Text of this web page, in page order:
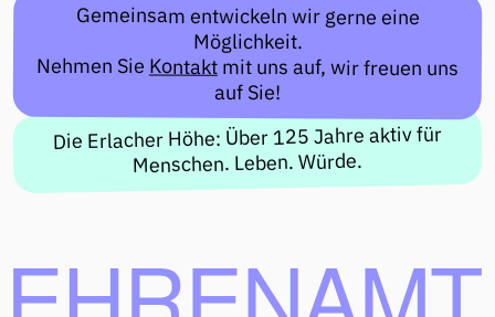
Gemeinsam entwickeln wir gerne eine
Möglichkeit.
Nehmen Sie Kontaktmit uns auf, wir freuen uns
auf Sie!
Die Erlacher Höhe: Über 125 Jahre aktiv für
Menschen. Leben. Würde.